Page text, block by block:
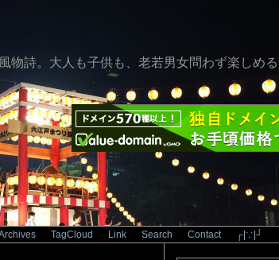
物詩。大人も子供も、老若男女問わず楽しめ
TagCloud Link Search Contact ┌|∵|┘